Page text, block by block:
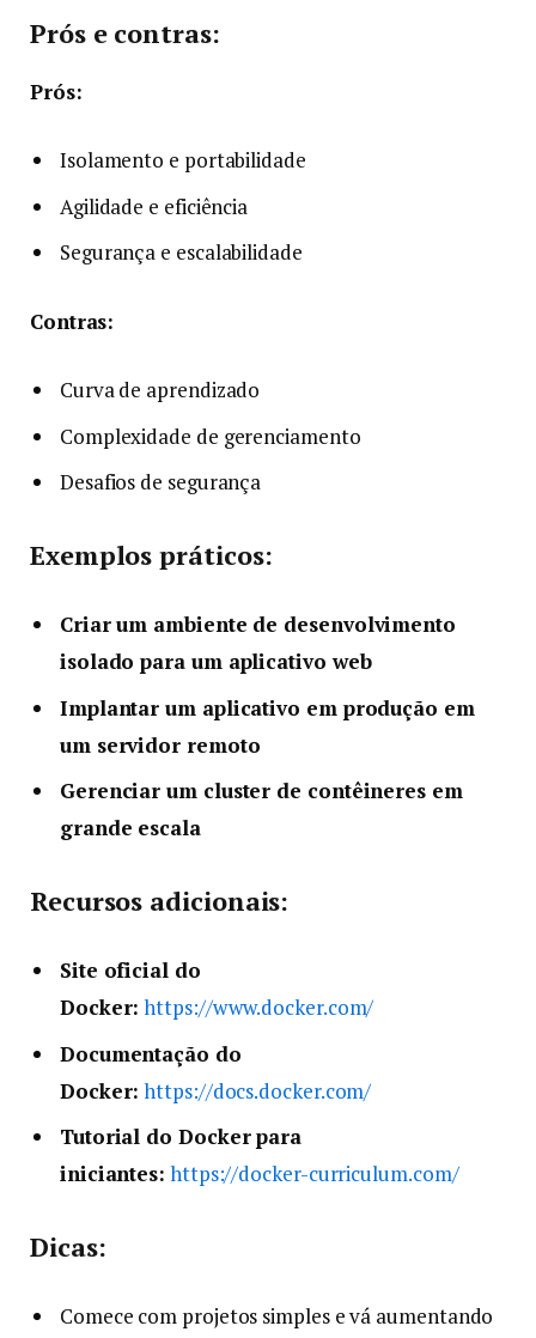
Prós e contras:
Prós:
Isolamento e portabilidade
Agilidade e eficiência
Segurança e escalabilidade
Contras:
Curva de aprendizado
Complexidade de gerenciamento
Desafios de segurança
Exemplos práticos:
Criar um ambiente de desenvolvimento
isolado para um aplicativo web
Implantar um aplicativo em produção em
um servidor remoto
Gerenciar um cluster de contêineres em
grande escala
Recursos adicionais:
Site oficial do
Docker: https://www.docker.com/
Documentação do
Docker: https://docs.docker.com/
Tutorial do Docker para
iniciantes: https://docker-curriculum.com/
Dicas:
Comece com projetos simples e vá aumentando